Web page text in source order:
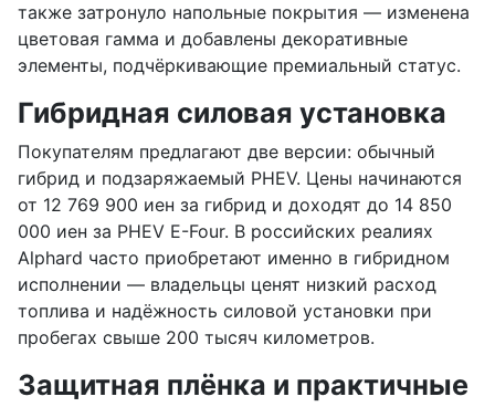
также затронуло напольные покрытия — изменена
цветовая гамма и добавлены декоративные
элементы, подчёркивающие премиальный статус.
Гибридная силовая установка
Покупателям предлагают две версии: обычный
гибрид и подзаряжаемый PHEV. Цены начинаются
от 12 769 900 иен за гибрид и доходят до 14 850
000 иен за PHEV E-Four. В российских реалиях
Alphard часто приобретают именно в гибридном
исполнении — владельцы ценят низкий расход
топлива и надёжность силовой установки при
пробегах свыше 200 тысяч километров.
Защитная плёнка и практичные